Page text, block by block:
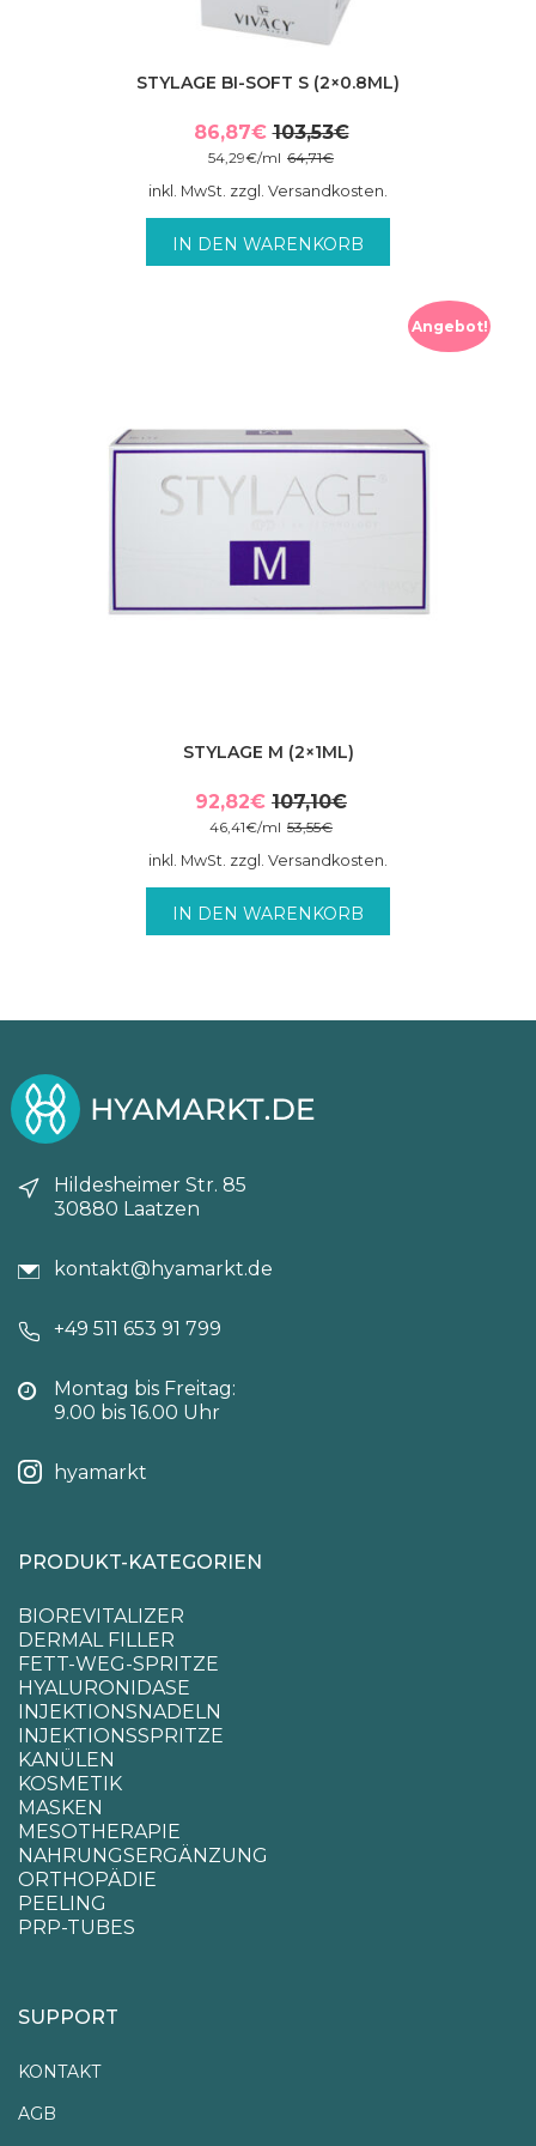
STYLAGE BI-SOFT S (2×0.8ML)
103,53€
Ursprünglicher
war:
103,53€
86,87€
Aktueller
ist:
86,87€.
64,71€
54,29€/ml
inkl. MwSt. zzgl. Versandkosten.
IN DEN WARENKORB
Angebot!
STYLAGE M (2×1ML)
107,10€
Ursprünglicher
war:
107,10€
92,82€
Aktueller
ist:
92,82€.
53,55€
46,41€/ml
inkl. MwSt. zzgl. Versandkosten.
IN DEN WARENKORB
Hildesheimer Str. 85
30880 Laatzen
kontakt@hyamarkt.de
+49 511 653 91 799
Montag bis Freitag:
9.00 bis 16.00 Uhr
hyamarkt
PRODUKT-KATEGORIEN
BIOREVITALIZER
DERMAL FILLER
FETT-WEG-SPRITZE
HYALURONIDASE
INJEKTIONSNADELN
INJEKTIONSSPRITZE
KANÜLEN
KOSMETIK
MASKEN
MESOTHERAPIE
NAHRUNGSERGÄNZUNG
ORTHOPÄDIE
PEELING
PRP-TUBES
SUPPORT
KONTAKT
AGB